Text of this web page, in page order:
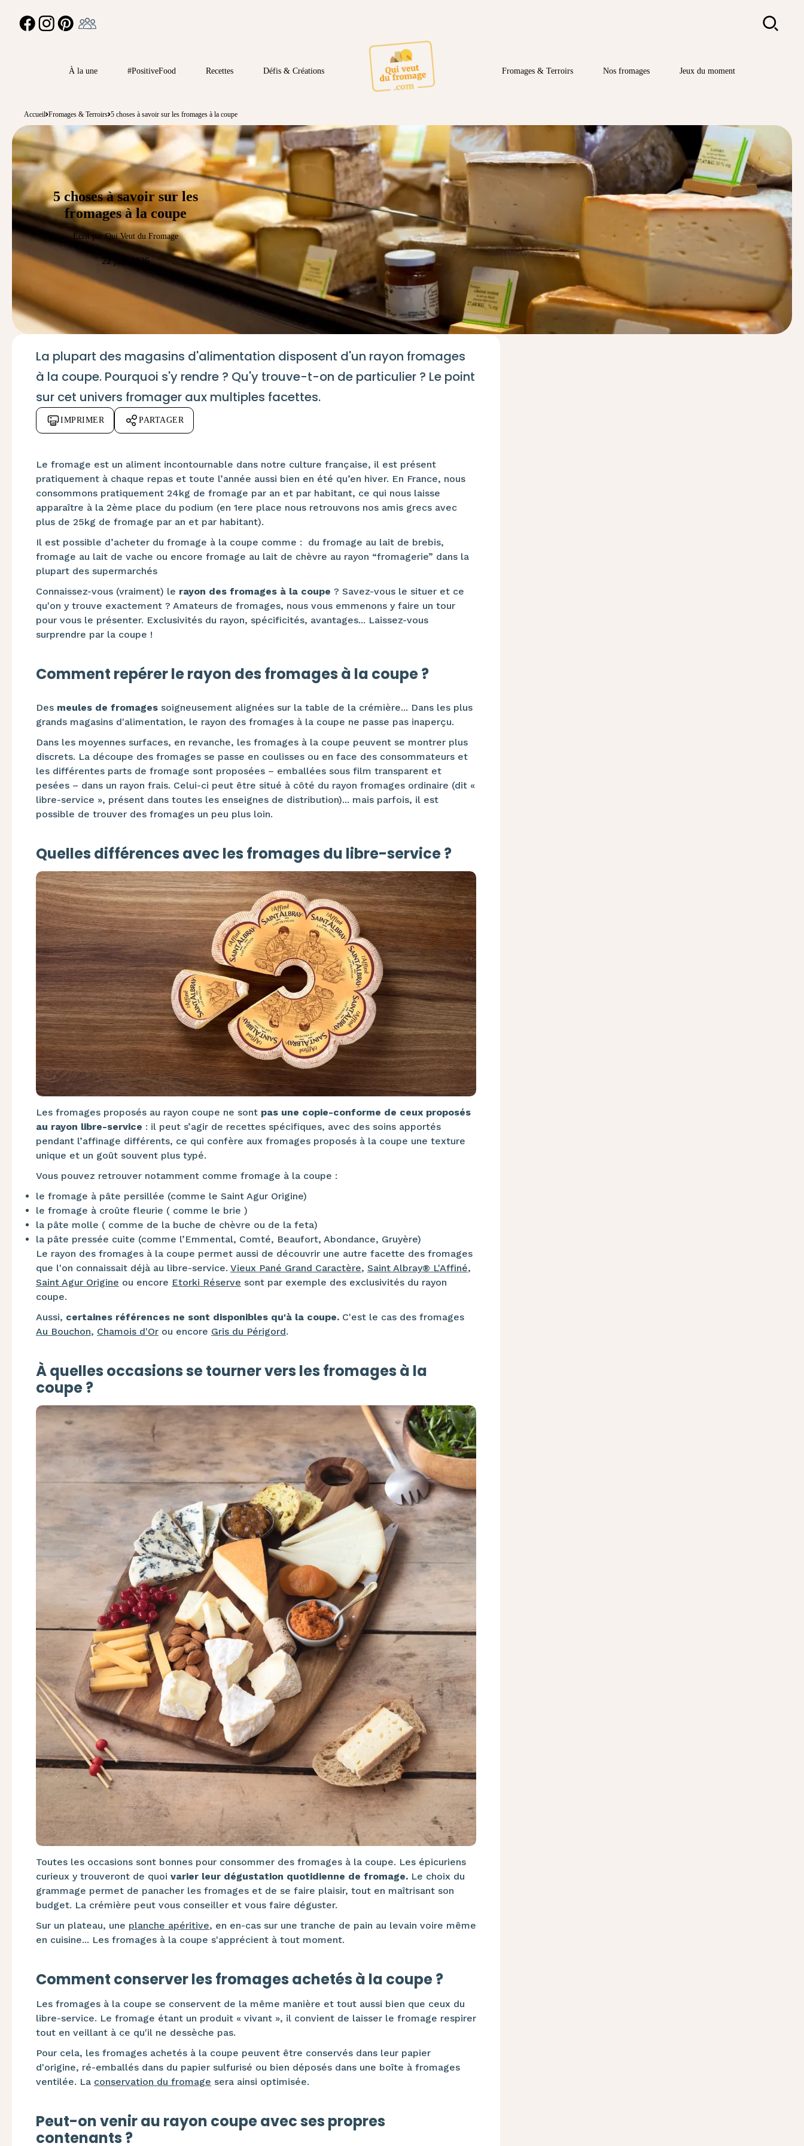
FACEBOOKINSTAGRAMPINTEREST Rechercher
À la une #PositiveFood Recettes Défis & Créations Fromages & Terroirs Nos fromages Jeux du moment
Accueil Fromages & Terroirs 5 choses à savoir sur les fromages à la coupe
5 choses à savoir sur les
fromages à la coupe
Écrit par Qui Veut du Fromage
22 juin 2026
La plupart des magasins d'alimentation disposent d'un rayon fromages
à la coupe. Pourquoi s'y rendre ? Qu'y trouve-t-on de particulier ? Le point
sur cet univers fromager aux multiples facettes.
IMPRIMER PARTAGER
Le fromage est un aliment incontournable dans notre culture française, il est présent
pratiquement à chaque repas et toute l’année aussi bien en été qu’en hiver. En France, nous
consommons pratiquement 24kg de fromage par an et par habitant, ce qui nous laisse
apparaître à la 2ème place du podium (en 1ere place nous retrouvons nos amis grecs avec
plus de 25kg de fromage par an et par habitant).
Il est possible d’acheter du fromage à la coupe comme : du fromage au lait de brebis,
fromage au lait de vache ou encore fromage au lait de chèvre au rayon “fromagerie” dans la
plupart des supermarchés
Connaissez-vous (vraiment) le rayon des fromages à la coupe ? Savez-vous le situer et ce
qu'on y trouve exactement ? Amateurs de fromages, nous vous emmenons y faire un tour
pour vous le présenter. Exclusivités du rayon, spécificités, avantages... Laissez-vous
surprendre par la coupe !
Comment repérer le rayon des fromages à la coupe ?
Des meules de fromages soigneusement alignées sur la table de la crémière... Dans les plus
grands magasins d'alimentation, le rayon des fromages à la coupe ne passe pas inaperçu.
Dans les moyennes surfaces, en revanche, les fromages à la coupe peuvent se montrer plus
discrets. La découpe des fromages se passe en coulisses ou en face des consommateurs et
les différentes parts de fromage sont proposées – emballées sous film transparent et
pesées – dans un rayon frais. Celui-ci peut être situé à côté du rayon fromages ordinaire (dit «
libre-service », présent dans toutes les enseignes de distribution)... mais parfois, il est
possible de trouver des fromages un peu plus loin.
Quelles différences avec les fromages du libre-service ?
Les fromages proposés au rayon coupe ne sont pas une copie-conforme de ceux proposés
au rayon libre-service : il peut s’agir de recettes spécifiques, avec des soins apportés
pendant l’affinage différents, ce qui confère aux fromages proposés à la coupe une texture
unique et un goût souvent plus typé.
Vous pouvez retrouver notamment comme fromage à la coupe :
le fromage à pâte persillée (comme le Saint Agur Origine)
le fromage à croûte fleurie ( comme le brie )
la pâte molle ( comme de la buche de chèvre ou de la feta)
la pâte pressée cuite (comme l’Emmental, Comté, Beaufort, Abondance, Gruyère)
Le rayon des fromages à la coupe permet aussi de découvrir une autre facette des fromages
que l'on connaissait déjà au libre-service. Vieux Pané Grand Caractère, Saint Albray® L'Affiné,
Saint Agur Origine ou encore Etorki Réserve sont par exemple des exclusivités du rayon
coupe.
Aussi, certaines références ne sont disponibles qu'à la coupe. C'est le cas des fromages
Au Bouchon, Chamois d'Or ou encore Gris du Périgord.
À quelles occasions se tourner vers les fromages à la
coupe ?
Toutes les occasions sont bonnes pour consommer des fromages à la coupe. Les épicuriens
curieux y trouveront de quoi varier leur dégustation quotidienne de fromage. Le choix du
grammage permet de panacher les fromages et de se faire plaisir, tout en maîtrisant son
budget. La crémière peut vous conseiller et vous faire déguster.
Sur un plateau, une planche apéritive, en en-cas sur une tranche de pain au levain voire même
en cuisine... Les fromages à la coupe s'apprécient à tout moment.
Comment conserver les fromages achetés à la coupe ?
Les fromages à la coupe se conservent de la même manière et tout aussi bien que ceux du
libre-service. Le fromage étant un produit « vivant », il convient de laisser le fromage respirer
tout en veillant à ce qu'il ne dessèche pas.
Pour cela, les fromages achetés à la coupe peuvent être conservés dans leur papier
d'origine, ré-emballés dans du papier sulfurisé ou bien déposés dans une boîte à fromages
ventilée. La conservation du fromage sera ainsi optimisée.
Peut-on venir au rayon coupe avec ses propres
contenants ?